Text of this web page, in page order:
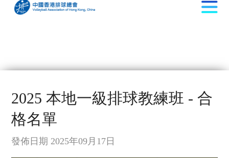
2025 本地一級排球教練班 - 合
格名單
發佈日期 2025年09月17日